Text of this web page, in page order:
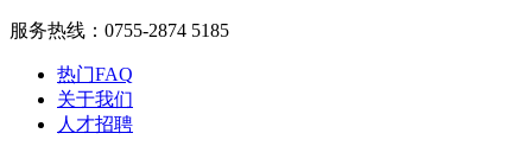
服务热线：0755-2874 5185
热门FAQ
关于我们
人才招聘